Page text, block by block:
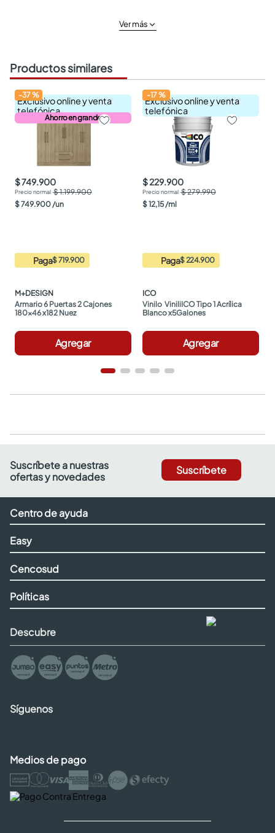
Ver más
Productos similares
Exclusivo online y venta
telefónica
Ahorro en grande
-37%
$ 749.900
$ 1.199.900
$749.900 /un
Paga$ 719.900
M+DESIGN
Armario 6 Puertas 2 Cajones
180x46 x182 Nuez
Agregar
Exclusivo online y venta
telefónica
-17%
$ 229.900
$ 279.990
$12,15 /ml
Paga$ 224.900
ICO
Vinilo  ViniliICO Tipo 1 Acrílica
Blanco x5Galones
Agregar
Suscríbete a nuestras
ofertas y novedades
Suscríbete
Centro de ayuda
Easy
Cencosud
Políticas
Descubre
Síguenos
Medios de pago